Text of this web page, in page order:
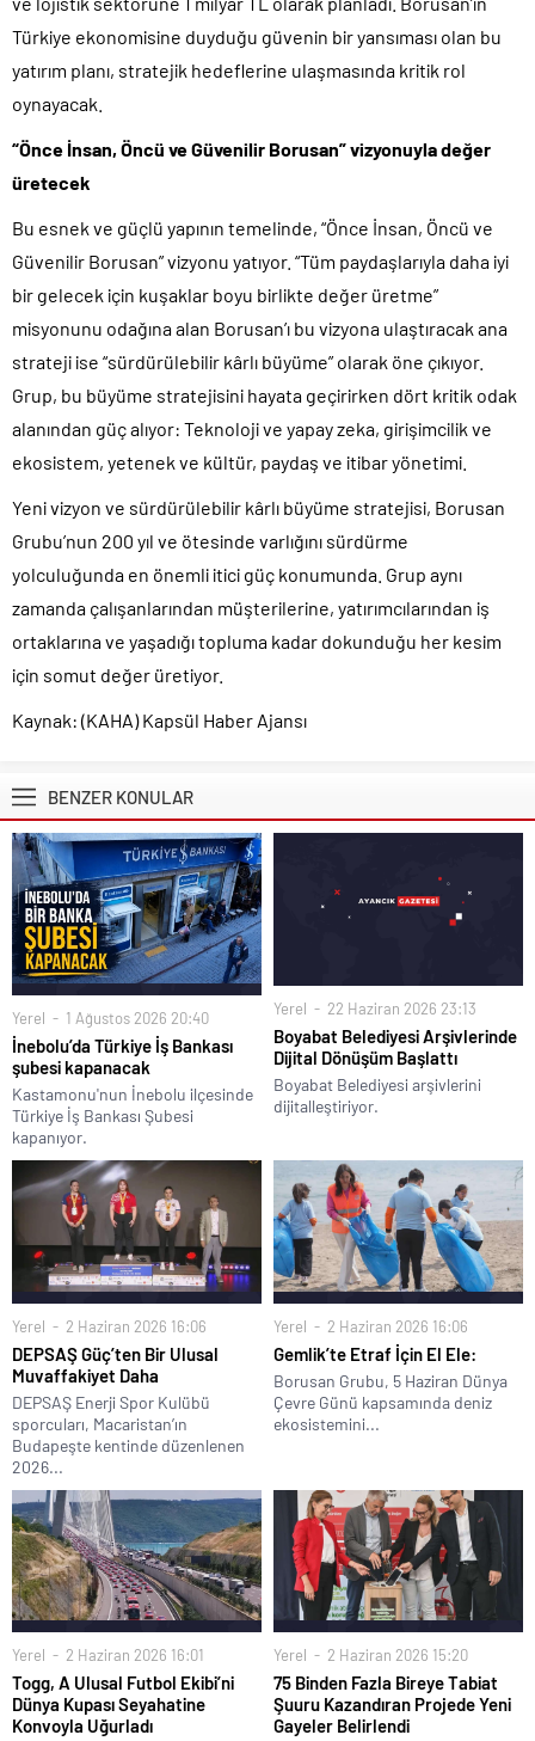
Türkiye ekonomisine duyduğu güvenin bir yansıması olan bu
yatırım planı, stratejik hedeflerine ulaşmasında kritik rol
oynayacak.
“Önce İnsan, Öncü ve Güvenilir Borusan” vizyonuyla değer
üretecek
Bu esnek ve güçlü yapının temelinde, “Önce İnsan, Öncü ve
Güvenilir Borusan” vizyonu yatıyor. “Tüm paydaşlarıyla daha iyi
bir gelecek için kuşaklar boyu birlikte değer üretme”
misyonunu odağına alan Borusan’ı bu vizyona ulaştıracak ana
strateji ise “sürdürülebilir kârlı büyüme” olarak öne çıkıyor.
Grup, bu büyüme stratejisini hayata geçirirken dört kritik odak
alanından güç alıyor: Teknoloji ve yapay zeka, girişimcilik ve
ekosistem, yetenek ve kültür, paydaş ve itibar yönetimi.
Yeni vizyon ve sürdürülebilir kârlı büyüme stratejisi, Borusan
Grubu’nun 200 yıl ve ötesinde varlığını sürdürme
yolculuğunda en önemli itici güç konumunda. Grup aynı
zamanda çalışanlarından müşterilerine, yatırımcılarından iş
ortaklarına ve yaşadığı topluma kadar dokunduğu her kesim
için somut değer üretiyor.
Kaynak: (KAHA) Kapsül Haber Ajansı
BENZER KONULAR
Yerel 1 Ağustos 2026 20:40
İnebolu’da Türkiye İş Bankası
şubesi kapanacak
Kastamonu'nun İnebolu ilçesinde
Türkiye İş Bankası Şubesi
kapanıyor.
Yerel 22 Haziran 2026 23:13
Boyabat Belediyesi Arşivlerinde
Dijital Dönüşüm Başlattı
Boyabat Belediyesi arşivlerini
dijitalleştiriyor.
Yerel 2 Haziran 2026 16:06
DEPSAŞ Güç’ten Bir Ulusal
Muvaffakiyet Daha
DEPSAŞ Enerji Spor Kulübü
sporcuları, Macaristan’ın
Budapeşte kentinde düzenlenen
2026...
Yerel 2 Haziran 2026 16:06
Gemlik’te Etraf İçin El Ele:
Borusan Grubu, 5 Haziran Dünya
Çevre Günü kapsamında deniz
ekosistemini...
Yerel 2 Haziran 2026 16:01
Togg, A Ulusal Futbol Ekibi’ni
Dünya Kupası Seyahatine
Konvoyla Uğurladı
Yerel 2 Haziran 2026 15:20
75 Binden Fazla Bireye Tabiat
Şuuru Kazandıran Projede Yeni
Gayeler Belirlendi